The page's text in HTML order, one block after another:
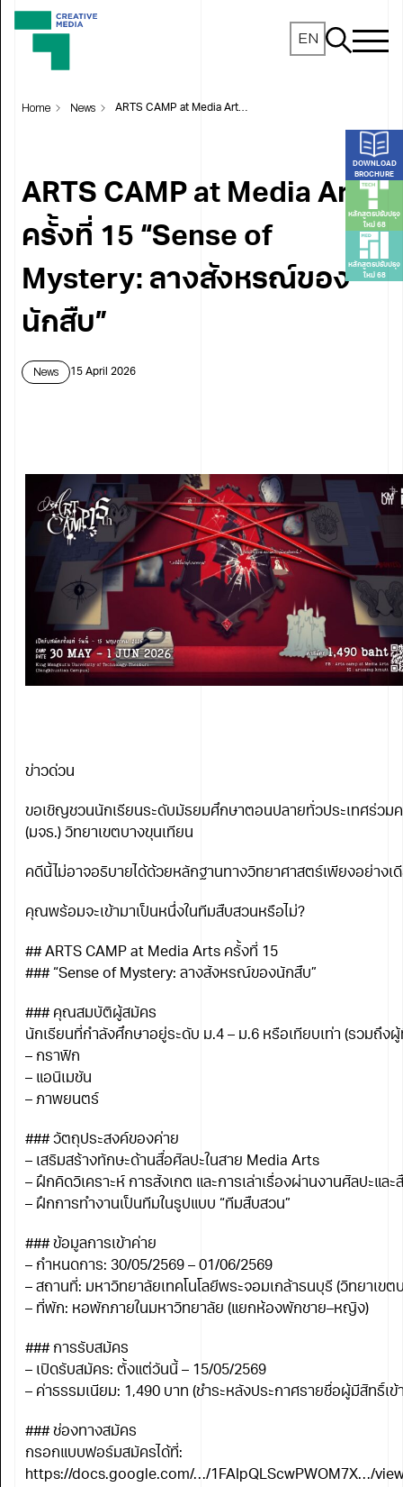
EN
DOWNLOAD
BROCHURE
หลักสูตรปรับปรุง
ใหม่ 68
หลักสูตรปรับปรุง
ใหม่ 68
Home News ARTS CAMP at Media Arts ครั้งที่ 15 “Sense of Mystery: ลางสังหรณ์ของนักสืบ”
ARTS CAMP at Media Arts
ครั้งที่ 15 “Sense of
Mystery: ลางสังหรณ์ของ
นักสืบ”
News 15 April 2026
ข่าวด่วน
ขอเชิญชวนนักเรียนระดับมัธยมศึกษาตอนปลายทั่วประเทศร่วม
(มจธ.) วิทยาเขตบางขุนเทียน
คดีนี้ไม่อาจอธิบายได้ด้วยหลักฐานทางวิทยาศาสตร์เพียงอย่าง
คุณพร้อมจะเข้ามาเป็นหนึ่งในทีมสืบสวนหรือไม่?
## ARTS CAMP at Media Arts ครั้งที่ 15
### “Sense of Mystery: ลางสังหรณ์ของนักสืบ”
### คุณสมบัติผู้สมัคร
นักเรียนที่กำลังศึกษาอยู่ระดับ ม.4 – ม.6 หรือเทียบเท่า (รวมถึง
– กราฟิก
– แอนิเมชัน
– ภาพยนตร์
### วัตถุประสงค์ของค่าย
– เสริมสร้างทักษะด้านสื่อศิลปะในสาย Media Arts
– ฝึกคิดวิเคราะห์ การสังเกต และการเล่าเรื่องผ่านงานศิลปะและ
– ฝึกการทำงานเป็นทีมในรูปแบบ “ทีมสืบสวน”
### ข้อมูลการเข้าค่าย
– กำหนดการ: 30/05/2569 – 01/06/2569
– สถานที่: มหาวิทยาลัยเทคโนโลยีพระจอมเกล้าธนบุรี (วิทยาเขต
– ที่พัก: หอพักภายในมหาวิทยาลัย (แยกห้องพักชาย–หญิง)
### การรับสมัคร
– เปิดรับสมัคร: ตั้งแต่วันนี้ – 15/05/2569
– ค่าธรรมเนียม: 1,490 บาท (ชำระหลังประกาศรายชื่อผู้มีสิทธิ์เข้
### ช่องทางสมัคร
กรอกแบบฟอร์มสมัครได้ที่:
https://docs.google.com/…/1FAIpQLScwPWOM7X…/